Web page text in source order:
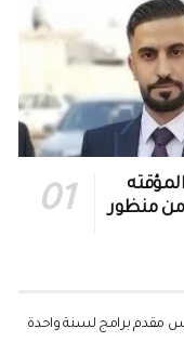
رقم 65 لسنة 2004 من منظور
مقدم برامج لسنة واحدة